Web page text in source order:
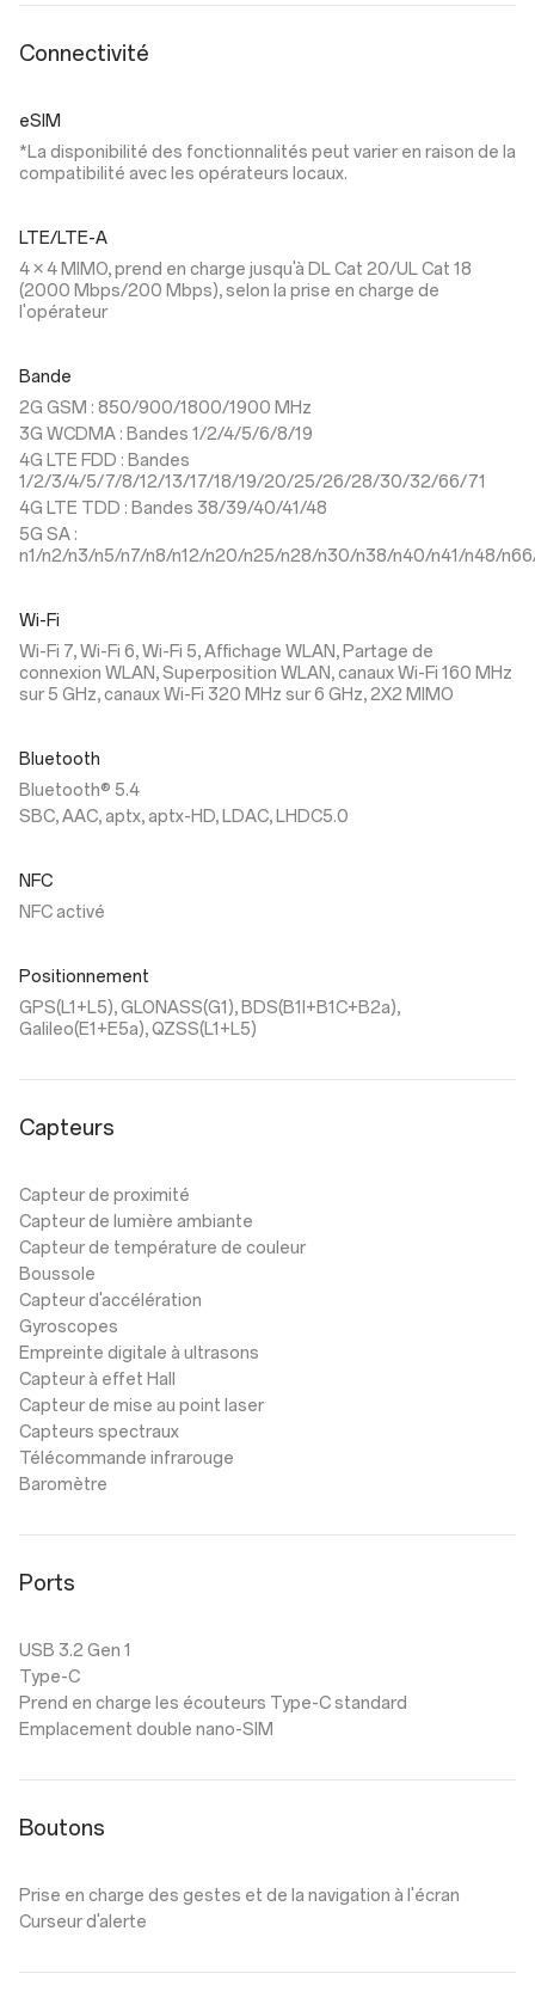
Connectivité
eSIM
*La disponibilité des fonctionnalités peut varier en raison de la
compatibilité avec les opérateurs locaux.
LTE/LTE-A
4 × 4 MIMO, prend en charge jusqu'à DL Cat 20/UL Cat 18
(2000 Mbps/200 Mbps), selon la prise en charge de
l'opérateur
Bande
2G GSM : 850/900/1800/1900 MHz
3G WCDMA : Bandes 1/2/4/5/6/8/19
4G LTE FDD : Bandes
1/2/3/4/5/7/8/12/13/17/18/19/20/25/26/28/30/32/66/71
4G LTE TDD : Bandes 38/39/40/41/48
5G SA :
n1/n2/n3/n5/n7/n8/n12/n20/n25/n28/n30/n38/n40/n41/n48/
Wi-Fi
Wi-Fi 7, Wi-Fi 6, Wi-Fi 5, Affichage WLAN, Partage de
connexion WLAN, Superposition WLAN, canaux Wi-Fi 160 MHz
sur 5 GHz, canaux Wi-Fi 320 MHz sur 6 GHz, 2X2 MIMO
Bluetooth
Bluetooth® 5.4
SBC, AAC, aptx, aptx-HD, LDAC, LHDC5.0
NFC
NFC activé
Positionnement
GPS(L1+L5), GLONASS(G1), BDS(B1I+B1C+B2a),
Galileo(E1+E5a), QZSS(L1+L5)
Capteurs
Capteur de proximité
Capteur de lumière ambiante
Capteur de température de couleur
Boussole
Capteur d'accélération
Gyroscopes
Empreinte digitale à ultrasons
Capteur à effet Hall
Capteur de mise au point laser
Capteurs spectraux
Télécommande infrarouge
Baromètre
Ports
USB 3.2 Gen 1
Type-C
Prend en charge les écouteurs Type-C standard
Emplacement double nano-SIM
Boutons
Prise en charge des gestes et de la navigation à l'écran
Curseur d'alerte